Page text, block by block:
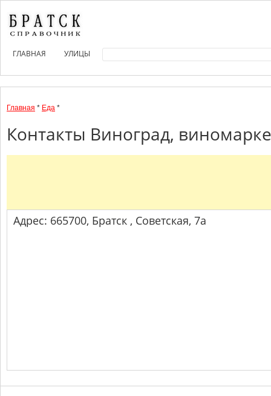
ГЛАВНАЯ УЛИЦЫ
Главная * Еда *
Контакты Виноград,
Адрес: 665700, Братск , Советская, 7а